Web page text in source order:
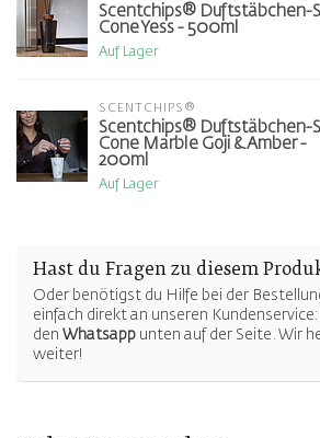
Scentchips® Duftstäbchen-
Cone Yess - 500ml
Auf Lager
SCENTCHIPS®
Scentchips® Duftstäbchen-
Cone Marble Goji & Amber -
200ml
Auf Lager
Hast du Fragen zu diesem
Oder benötigst du Hilfe bei der
einfach direkt an unseren
den Whatsapp unten auf der Seite. Wir
weiter!